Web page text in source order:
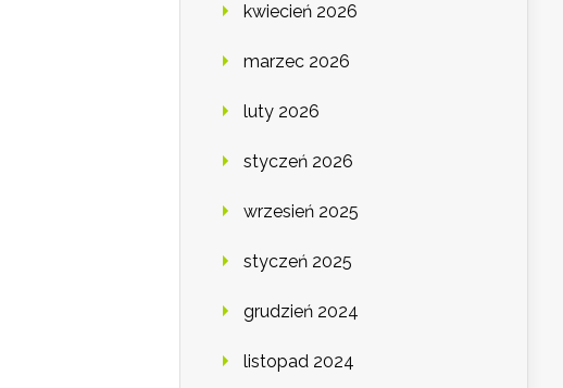
kwiecień 2026
marzec 2026
luty 2026
styczeń 2026
wrzesień 2025
styczeń 2025
grudzień 2024
listopad 2024